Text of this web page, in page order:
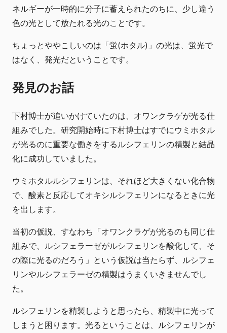
ネルギーが一時的に分子に蓄えられたのちに、少し違う
色の光として放たれる光のことです。
ちょっとややこしいのは「蛍(ホタル)」の光は、蛍光で
はなく、発光だということです。
発見のお話
下村博士が追いかけていたのは、オワンクラゲが光る仕
組みでした。研究開始時に下村博士はすでにウミホタル
が光るのに重要な働きをするルシフェリンの精製と結晶
化に成功していました。
ウミホタルルシフェリンは、それほど大きくない化合物
で、酸素と反応してオキシルシフェリンになるときに光
を出します。
当初の仮説、すなわち「オワンクラゲが光るのも同じ仕
組みで、ルシフェラーゼがルシフェリンを酸化して、そ
の際に光るのだろう」という仮説は当たらず、ルシフェ
リンやルシフェラーゼの精製はうまくいきませんでし
た。
ルシフェリンを精製しようと思ったら、精製中に光って
しまうと困ります。光るということは、ルシフェリンが